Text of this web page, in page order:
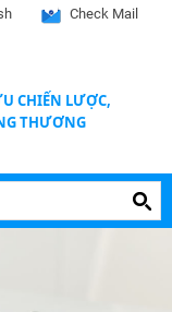
Check Mail
CHIẾN LƯỢC,
THƯƠNG